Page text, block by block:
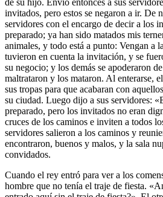
invitados, pero estos se negaron a ir. De
servidores con el encargo de decir a los
preparado; ya han sido matados mis
animales, y todo está a punto: Vengan a
tuvieron en cuenta la invitación, y se
su negocio; y los demás se apoderaron
maltrataron y los mataron. Al enterarse,
sus tropas para que acabaran con
su ciudad. Luego dijo a sus servidores:
preparado, pero los invitados no eran
cruces de los caminos e inviten a todos
servidores salieron a los caminos y
encontraron, buenos y malos, y la sala
convidados.
Cuando el rey entró para ver a los
hombre que no tenía el traje de fiesta.